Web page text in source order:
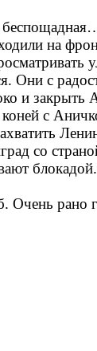
на
Они с
и
с
со